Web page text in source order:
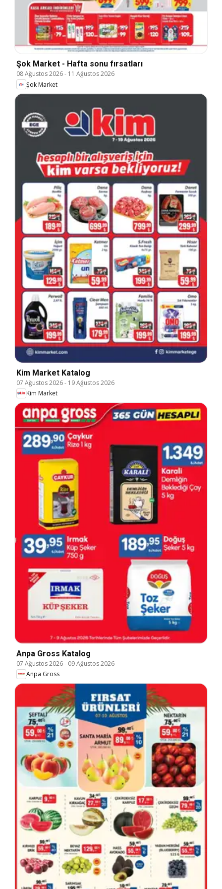
Şok Market - Hafta sonu fırsatları
08 Ağustos 2026- 11 Ağustos 2026
Şok Market
Kim Market Katalog
07 Ağustos 2026- 19 Ağustos 2026
Kim Market
Anpa Gross Katalog
07 Ağustos 2026- 09 Ağustos 2026
Anpa Gross